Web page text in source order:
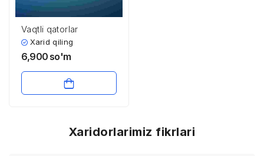
Vaqtli qatorlar
Xarid qiling
6,900 so'm
Xaridorlarimiz fikrlari